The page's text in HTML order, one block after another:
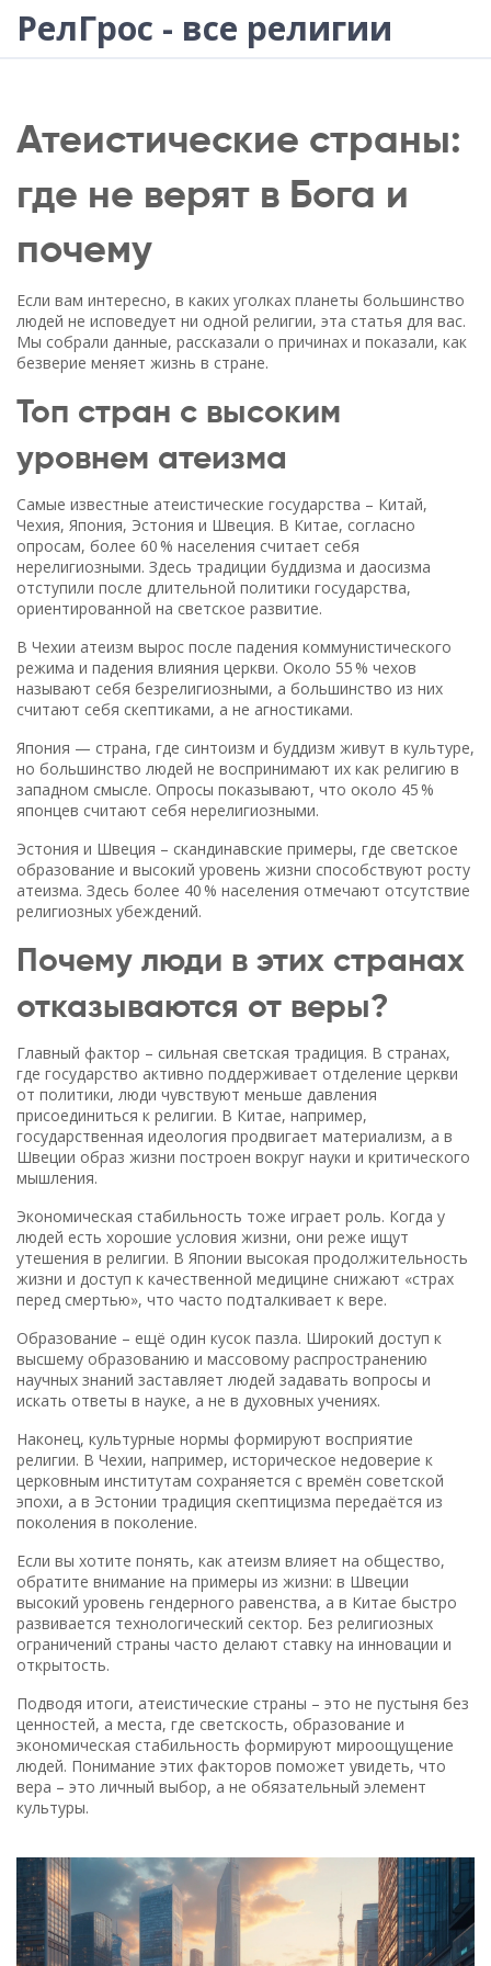
РелГрос - все религии
Атеистические страны:
где не верят в Бога и
почему
Если вам интересно, в каких уголках планеты большинство
людей не исповедует ни одной религии, эта статья для вас.
Мы собрали данные, рассказали о причинах и показали, как
безверие меняет жизнь в стране.
Топ стран с высоким
уровнем атеизма
Самые известные атеистические государства – Китай,
Чехия, Япония, Эстония и Швеция. В Китае, согласно
опросам, более 60 % населения считает себя
нерелигиозными. Здесь традиции буддизма и даосизма
отступили после длительной политики государства,
ориентированной на светское развитие.
В Чехии атеизм вырос после падения коммунистического
режима и падения влияния церкви. Около 55 % чехов
называют себя безрелигиозными, а большинство из них
считают себя скептиками, а не агностиками.
Япония — странa, где синтоизм и буддизм живут в культуре,
но большинство людей не воспринимают их как религию в
западном смысле. Опросы показывают, что около 45 %
японцев считают себя нерелигиозными.
Эстония и Швеция – скандинавские примеры, где светское
образование и высокий уровень жизни способствуют росту
атеизма. Здесь более 40 % населения отмечают отсутствие
религиозных убеждений.
Почему люди в этих странах
отказываются от веры?
Главный фактор – сильная светская традиция. В странах,
где государство активно поддерживает отделение церкви
от политики, люди чувствуют меньше давления
присоединиться к религии. В Китае, например,
государственная идеология продвигает материализм, а в
Швеции образ жизни построен вокруг науки и критического
мышления.
Экономическая стабильность тоже играет роль. Когда у
людей есть хорошие условия жизни, они реже ищут
утешения в религии. В Японии высокая продолжительность
жизни и доступ к качественной медицине снижают «страх
перед смертью», что часто подталкивает к вере.
Образование – ещё один кусок пазла. Широкий доступ к
высшему образованию и массовому распространению
научных знаний заставляет людей задавать вопросы и
искать ответы в науке, а не в духовных учениях.
Наконец, культурные нормы формируют восприятие
религии. В Чехии, например, историческое недоверие к
церковным институтам сохраняется с времён советской
эпохи, а в Эстонии традиция скептицизма передаётся из
поколения в поколение.
Если вы хотите понять, как атеизм влияет на общество,
обратите внимание на примеры из жизни: в Швеции
высокий уровень гендерного равенства, а в Китае быстро
развивается технологический сектор. Без религиозных
ограничений страны часто делают ставку на инновации и
открытость.
Подводя итоги, атеистические страны – это не пустыня без
ценностей, а места, где светскость, образование и
экономическая стабильность формируют мироощущение
людей. Понимание этих факторов поможет увидеть, что
вера – это личный выбор, а не обязательный элемент
культуры.